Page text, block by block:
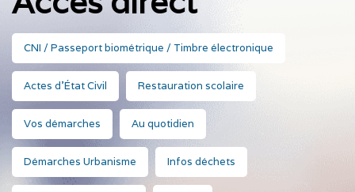
CNI / Passeport biométrique / Timbre électronique
Actes d'État Civil Restauration scolaire
Vos démarches Au quotidien
Démarches Urbanisme Infos déchets